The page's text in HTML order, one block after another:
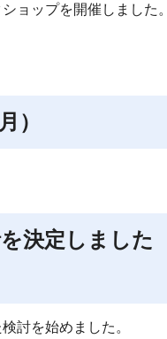
ョップを開催しました
）
決定しました
討を始めました。